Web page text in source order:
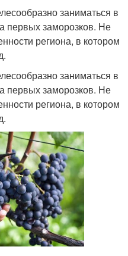
заниматься в
первых заморозков. Не
региона, в котором
заниматься в
первых заморозков. Не
региона, в котором